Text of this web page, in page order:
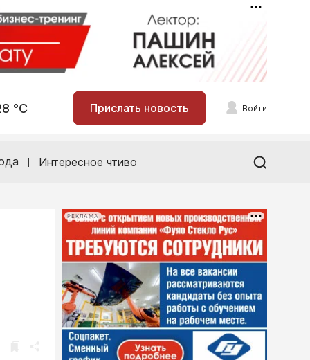
°С Прислать новость Войти
Интересное чтиво
РЕКЛАМА